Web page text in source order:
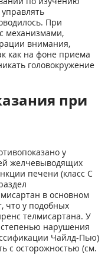
При
механизмами,
внимания,
как на фоне приема
головокружение
при
у
желчевыводящих
печени (класс С
в основном
что у подобных
телмисартана. У
нарушения
Чайлд-Пью)
с осторожностью (см.